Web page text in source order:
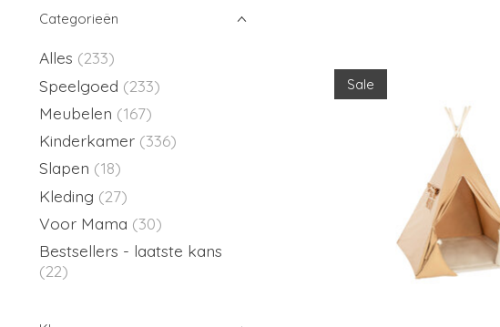
Categorieën
Alles (233)
Speelgoed (233)
Meubelen (167)
Kinderkamer (336)
Slapen (18)
Kleding (27)
Voor Mama (30)
Bestsellers - laatste kans
(22)
Sale